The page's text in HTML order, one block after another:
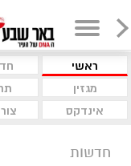
ראשי
מגזין
אינדקס
חדשות